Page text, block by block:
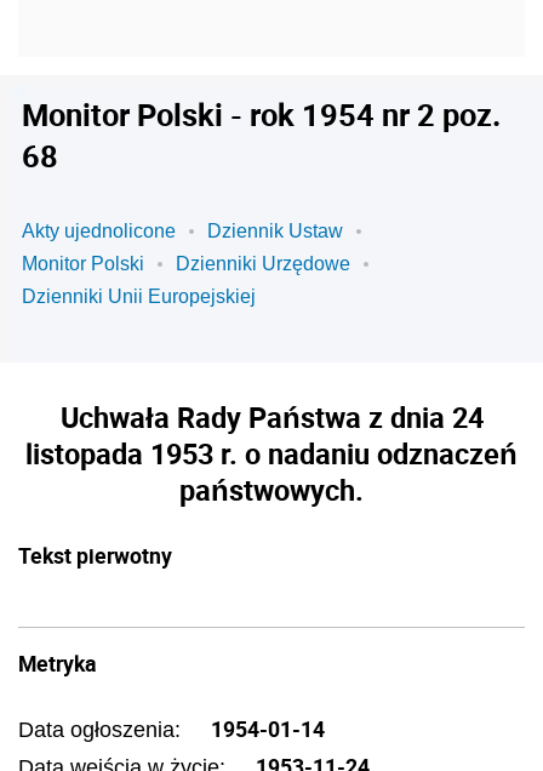
Monitor Polski - rok 1954 nr 2 poz.
68
Akty ujednolicone
Dziennik Ustaw
Monitor Polski
Dzienniki Urzędowe
Dzienniki Unii Europejskiej
Uchwała Rady Państwa z dnia 24
listopada 1953 r. o nadaniu odznaczeń
państwowych.
Tekst pierwotny
Metryka
Data ogłoszenia: 1954-01-14